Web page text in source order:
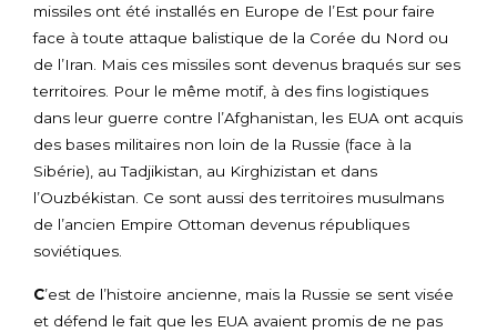
missiles ont été installés en Europe de l’Est pour faire
face à toute attaque balistique de la Corée du Nord ou
de l’Iran. Mais ces missiles sont devenus braqués sur ses
territoires. Pour le même motif, à des fins logistiques
dans leur guerre contre l’Afghanistan, les EUA ont acquis
des bases militaires non loin de la Russie (face à la
Sibérie), au Tadjikistan, au Kirghizistan et dans
l’Ouzbékistan. Ce sont aussi des territoires musulmans
de l’ancien Empire Ottoman devenus républiques
soviétiques.
C’est de l’histoire ancienne, mais la Russie se sent visée
et défend le fait que les EUA avaient promis de ne pas